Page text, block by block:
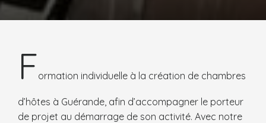
Formation individuelle à la création de chambres
d’hôtes à Guérande, afin d’accompagner le porteur
de projet au démarrage de son activité. Avec notre